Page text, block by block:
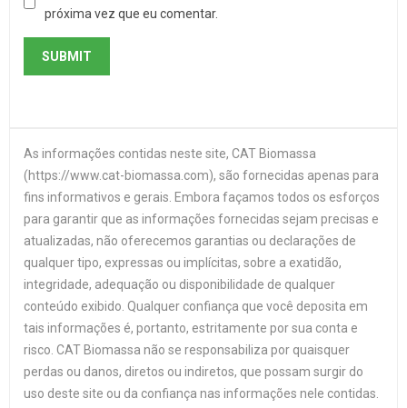
próxima vez que eu comentar.
As informações contidas neste site, CAT Biomassa
(https://www.cat-biomassa.com), são fornecidas apenas para
fins informativos e gerais. Embora façamos todos os esforços
para garantir que as informações fornecidas sejam precisas e
atualizadas, não oferecemos garantias ou declarações de
qualquer tipo, expressas ou implícitas, sobre a exatidão,
integridade, adequação ou disponibilidade de qualquer
conteúdo exibido. Qualquer confiança que você deposita em
tais informações é, portanto, estritamente por sua conta e
risco. CAT Biomassa não se responsabiliza por quaisquer
perdas ou danos, diretos ou indiretos, que possam surgir do
uso deste site ou da confiança nas informações nele contidas.